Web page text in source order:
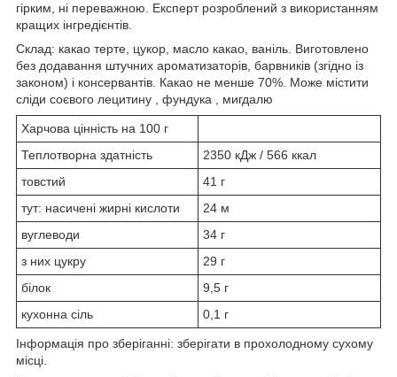
гірким, ні переважною. Експерт розроблений з використанням
кращих інгредієнтів.
Склад: какао терте, цукор, масло какао, ваніль. Виготовлено
без додавання штучних ароматизаторів, барвників (згідно із
законом) і консервантів. Какао не менше 70%. Може містити
сліди соєвого лецитину , фундука , мигдалю
Харчова цінність на 100 г
Теплотворна здатність
2350 кДж / 566 ккал
товстий
41 г
тут: насичені жирні кислоти
24 м
вуглеводи
34 г
з них цукру
29 г
білок
9,5 г
кухонна сіль
0,1 г
Інформація про зберіганні: зберігати в прохолодному сухому
місці.